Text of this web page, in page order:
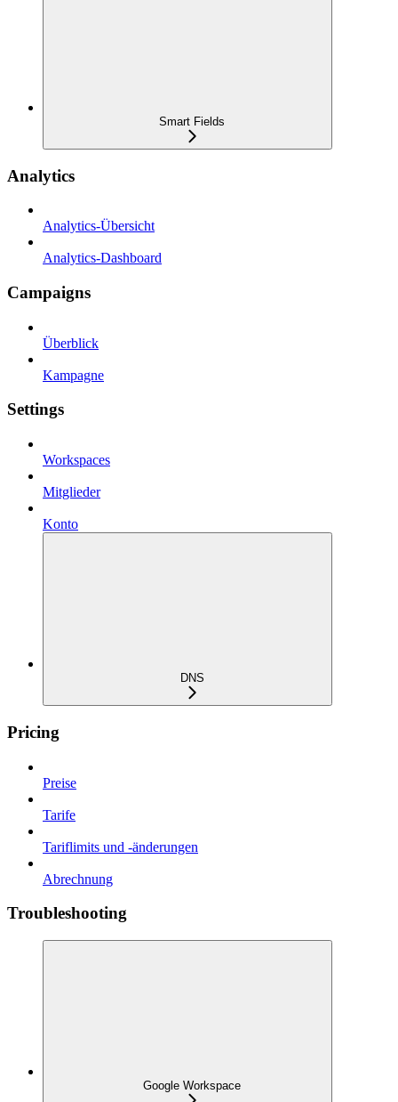
Smart Fields
Analytics
Analytics-Übersicht
Analytics-Dashboard
Campaigns
Überblick
Kampagne
Settings
Workspaces
Mitglieder
Konto
DNS
Pricing
Preise
Tarife
Tariflimits und -änderungen
Abrechnung
Troubleshooting
Google Workspace